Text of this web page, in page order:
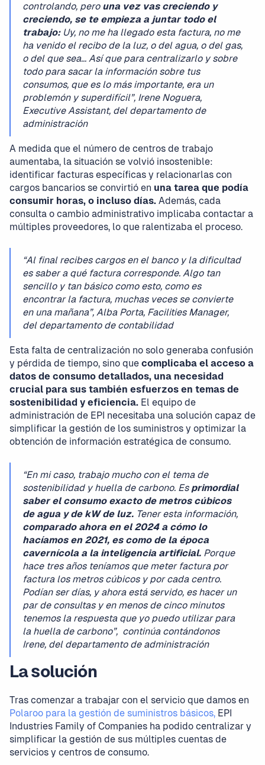
controlando, pero una vez vas creciendo y
creciendo, se te empieza a juntar todo el
trabajo:Uy, no me ha llegado esta factura, no me
ha venido el recibo de la luz, o del agua, o del gas,
o del que sea... Así que para centralizarlo y sobre
todo para sacar la información sobre tus
consumos, que es lo más importante, era un
problemón y superdifícil”, Irene Noguera,
Executive Assistant, del departamento de
administración
A medida que el número de centros de trabajo
aumentaba, la situación se volvió insostenible:
identificar facturas específicas y relacionarlas con
cargos bancarios se convirtió en una tarea que podía
consumir horas, o incluso días. Además, cada
consulta o cambio administrativo implicaba contactar a
múltiples proveedores, lo que ralentizaba el proceso.
“Al final recibes cargos en el banco y la dificultad
es saber a qué factura corresponde. Algo tan
sencillo y tan básico como esto, como es
encontrar la factura, muchas veces se convierte
en una mañana”, Alba Porta, Facilities Manager,
del departamento de contabilidad
Esta falta de centralización no solo generaba confusión
y pérdida de tiempo, sino que complicaba el acceso a
datos de consumo detallados, una necesidad
crucial para sus también esfuerzos en temas de
sostenibilidad y eficiencia. El equipo de
administración de EPI necesitaba una solución capaz de
simplificar la gestión de los suministros y optimizar la
obtención de información estratégica de consumo.
“En mi caso, trabajo mucho con el tema de
sostenibilidad y huella de carbono. Es primordial
saber el consumo exacto de metros cúbicos
de agua y de kW de luz. Tener esta información,
comparado ahora en el 2024 a cómo lo
hacíamos en 2021, es como de la época
cavernícola a la inteligencia artificial. Porque
hace tres años teníamos que meter factura por
factura los metros cúbicos y por cada centro.
Podían ser días, y ahora está servido, es hacer un
par de consultas y en menos de cinco minutos
tenemos la respuesta que yo puedo utilizar para
la huella de carbono”, continúa contándonos
Irene, del departamento de administración
La solución
Tras comenzar a trabajar con el servicio que damos en
Polaroo para la gestión de suministros básicos, EPI
Industries Family of Companies ha podido centralizar y
simplificar la gestión de sus múltiples cuentas de
servicios y centros de consumo.